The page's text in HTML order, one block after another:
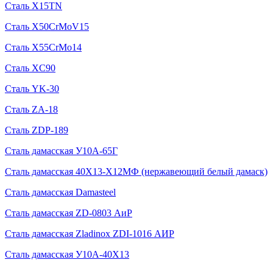
Сталь X15TN
Сталь X50CrMoV15
Сталь X55CrMo14
Сталь XC90
Сталь YK-30
Сталь ZA-18
Сталь ZDP-189
Сталь дамасская У10А-65Г
Сталь дамасская 40Х13-Х12МФ (нержавеющий белый дамаск)
Сталь дамасская Damasteel
Сталь дамасская ZD-0803 АиР
Сталь дамасская Zladinox ZDI-1016 АИР
Сталь дамасская У10А-40Х13